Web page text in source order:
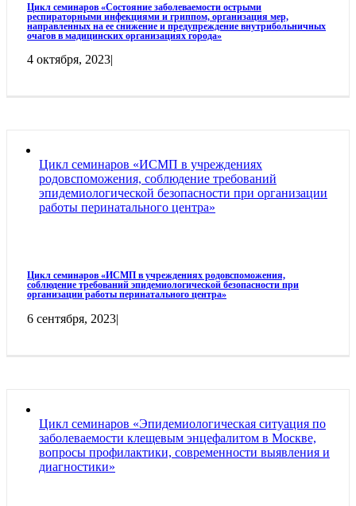
Цикл семинаров «Состояние заболеваемости острыми
респираторными инфекциями и гриппом, организация мер,
направленных на ее снижение и предупреждение внутрибольничных
очагов в мадицинских организациях города»
4 октября, 2023|
Цикл семинаров «ИСМП в учреждениях
родовспоможения, соблюдение требований
эпидемиологической безопасности при организации
работы перинатального центра»
Цикл семинаров «ИСМП в учреждениях родовспоможения,
соблюдение требований эпидемиологической безопасности при
организации работы перинатального центра»
6 сентября, 2023|
Цикл семинаров «Эпидемиологическая ситуация по
заболеваемости клещевым энцефалитом в Москве,
вопросы профилактики, современности выявления и
диагностики»